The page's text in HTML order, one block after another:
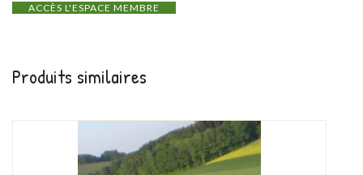
ACCÈS L'ESPACE MEMBRE
Produits similaires